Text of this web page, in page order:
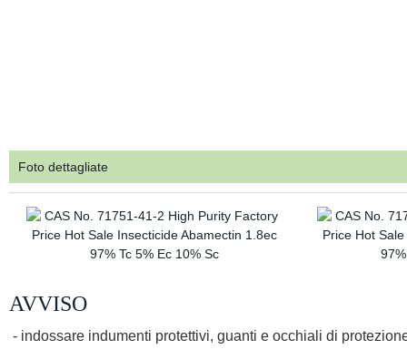
Foto dettagliate
AVVISO
- indossare indumenti protettivi, guanti e occhiali di